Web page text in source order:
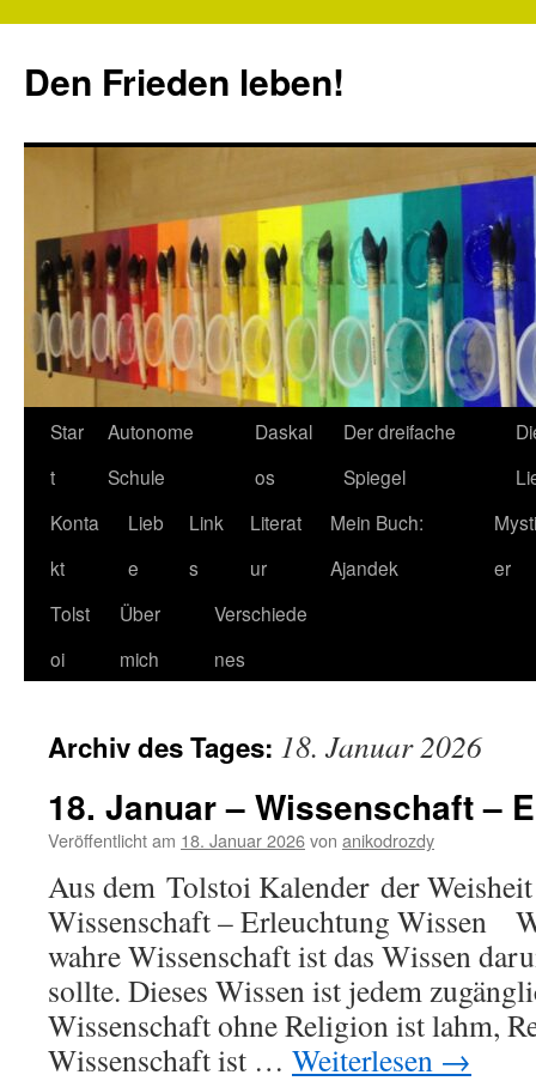
springen
Den Frieden leben!
Star
t
Autonome
Schule
Daskal
os
Der dreifache
Spiegel
Konta
kt
Lieb
e
Link
s
Literat
ur
Mein Buch:
Ajandek
er
Tolst
oi
Über
mich
Verschiede
nes
Archiv des Tages: 18. Januar 2026
18. Januar – Wissenschaft –
Veröffentlicht am 18. Januar 2026von anikodrozdy
Aus dem Tolstoi Kalender der
Wissenschaft – Erleuchtung Wissen
wahre Wissenschaft ist das Wissen
sollte. Dieses Wissen ist jedem
Wissenschaft ohne Religion ist lahm,
Wissenschaft ist … Weiterlesen →